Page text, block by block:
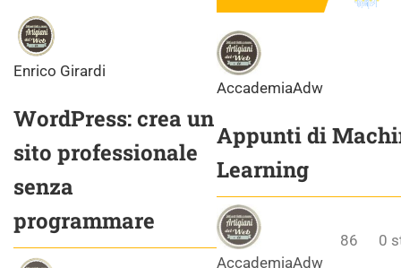
Enrico Girardi
WordPress: crea un
sito professionale
senza
programmare
AccademiaAdw
Appunti di
Learning
AccademiaAdw
86 0